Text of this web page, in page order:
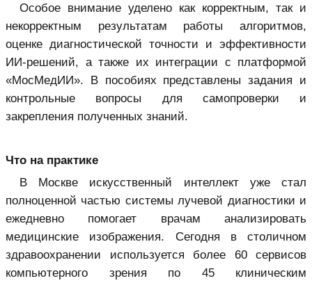
Особое внимание уделено как корректным, так и
некорректным результатам работы алгоритмов,
оценке диагностической точности и эффективности
ИИ-решений, а также их интеграции с платформой
«МосМедИИ». В пособиях представлены задания и
контрольные вопросы для самопроверки и
закрепления полученных знаний.
Что на практике
В Москве искусственный интеллект уже стал
полноценной частью системы лучевой диагностики и
ежедневно помогает врачам анализировать
медицинские изображения. Сегодня в столичном
здравоохранении используется более 60 сервисов
компьютерного зрения по 45 клиническим